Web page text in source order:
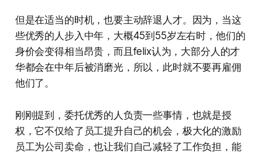
但是在适当的时机，也要主动辞退人才。因为，当这
些优秀的人步入中年，大概45到55岁左右时，他们的
身价会变得相当昂贵，而且felix认为，大部分人的才
华都会在中年后被消磨光，所以，此时就不要再雇佣
他们了。
刚刚提到，委托优秀的人负责一些事情，也就是授
权，它不仅给了员工提升自己的机会，极大化的激励
员工为公司卖命，也让我们自己减轻了工作负担，能